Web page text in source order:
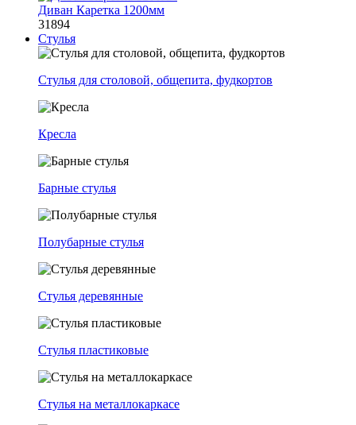
Диван Каретка 1200мм
31894
Стулья
Стулья для столовой, общепита, фудкортов
Кресла
Барные стулья
Полубарные стулья
Стулья деревянные
Стулья пластиковые
Стулья на металлокаркасе